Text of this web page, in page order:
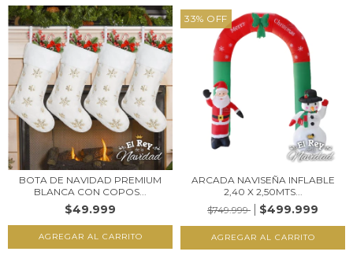
BOTA DE NAVIDAD PREMIUM
BLANCA CON COPOS...
$49.999
33% OFF
ARCADA NAVISEÑA INFLABLE
2,40 X 2,50MTS...
$749.999
$499.999